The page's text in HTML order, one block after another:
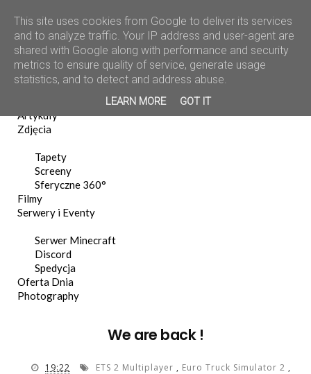
Home
Artykuły
Zdjęcia
Tapety
Screeny
Sferyczne 360°
Filmy
Serwery i Eventy
Serwer Minecraft
Discord
Spedycja
Oferta Dnia
Photography
We are back !
19:22 ETS 2 Multiplayer , Euro Truck Simulator 2 ,
This site uses cookies from Google to deliver its services
and to analyze traffic. Your IP address and user-agent are
shared with Google along with performance and security
metrics to ensure quality of service, generate usage
statistics, and to detect and address abuse.
LEARN MORE GOT IT